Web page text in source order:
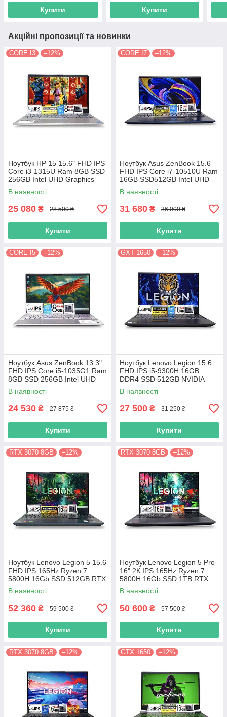
Купити Купити
Акційні пропозиції та новинки
CORE I3 –12%
Ноутбук HP 15 15.6" FHD IPS
Сore i3-1315U Ram 8GB SSD
256GB Intel UHD Graphics
В наявності
25 080 ₴ 28 500 ₴
Купити
CORE I7 –12%
Ноутбук Asus ZenBook 15.6
FHD IPS Core i7-10510U Ram
16GB SSD512GB Intel UHD
Graphics
В наявності
31 680 ₴ 36 000 ₴
Купити
CORE I5 –12%
Ноутбук Asus ZenBook 13.3"
FHD IPS Core i5-1035G1 Ram
8GB SSD 256GB Intel UHD
Graphics
В наявності
24 530 ₴ 27 875 ₴
Купити
GXT 1650 –12%
Ноутбук Lenovo Legion 15.6
FHD IPS i5-9300H 16GB
DDR4 SSD 512GB NVIDIA
GTX1650
В наявності
27 500 ₴ 31 250 ₴
Купити
RTX 3070 8GB –12%
Ноутбук Lenovo Legion 5 15.6
FHD IPS 165Hz Ryzen 7
5800H 16Gb SSD 512GB RTX
3070 8GB
В наявності
52 360 ₴ 59 500 ₴
Купити
RTX 3070 8GB –12%
Ноутбук Lenovo Legion 5 Pro
16" 2К IPS 165Hz Ryzen 7
5800H 16Gb SSD 1TB RTX
3070 8GB
В наявності
50 600 ₴ 57 500 ₴
Купити
RTX 3070 8GB –12% GTX 1650 –12%